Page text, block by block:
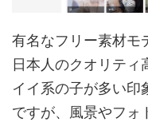
有名なフリー素材モ
日本人のクオリティ
イイ系の子が多い印
ですが、風景やフォ